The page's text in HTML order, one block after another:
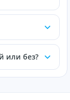
или без?